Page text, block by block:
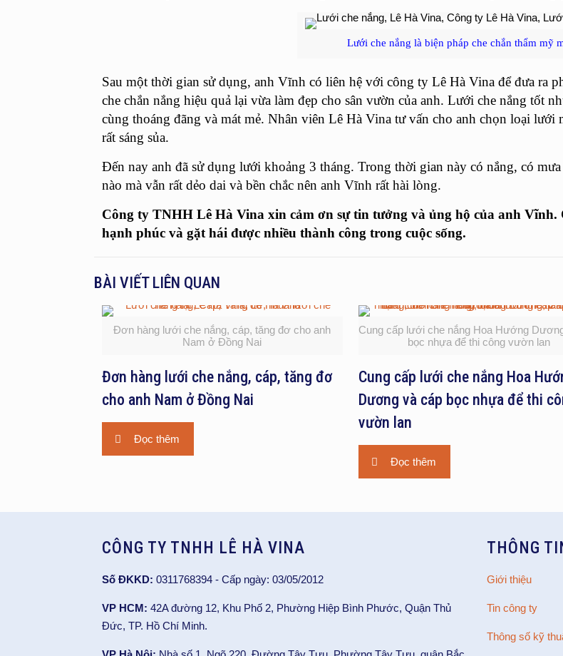
Lưới che nắng là biện pháp che chắn thẩm mỹ
Sau một thời gian sử dụng, anh Vĩnh có liên hệ với công ty Lê Hà Vina để đưa ra
che chắn nắng hiệu quả lại vừa làm đẹp cho sân vườn của anh. Lưới che nắng tốt
cùng thoáng đãng và mát mẻ. Nhân viên Lê Hà Vina tư vấn cho anh chọn loại lưới
rất sáng sủa.
Đến nay anh đã sử dụng lưới khoảng 3 tháng. Trong thời gian này có nắng, có
nào mà vẫn rất dẻo dai và bền chắc nên anh Vĩnh rất hài lòng.
Công ty TNHH Lê Hà Vina xin cảm ơn sự tin tưởng và ủng hộ của anh
hạnh phúc và gặt hái được nhiều thành công trong cuộc sống.
BÀI VIẾT LIÊN QUAN
Đơn hàng lưới che nắng, cáp, tăng đơ cho anh
Nam ở Đồng Nai
Đơn hàng lưới che nắng, cáp, tăng đơ
cho anh Nam ở Đồng Nai
Đọc thêm
Cung cấp lưới che nắng Hoa Hướng
bọc nhựa để thi công vườn lan
Cung cấp lưới che nắng Hoa
Dương và cáp bọc nhựa để thi
vườn lan
Đọc thêm
CÔNG TY TNHH LÊ HÀ VINA
Số ĐKKD: 0311768394 - Cấp ngày: 03/05/2012
VP HCM: 42A đường 12, Khu Phố 2, Phường Hiệp Bình Phước, Quận Thủ
Đức, TP. Hồ Chí Minh.
THÔNG
Giới thiệu
Tin công ty
Thông số kỹ